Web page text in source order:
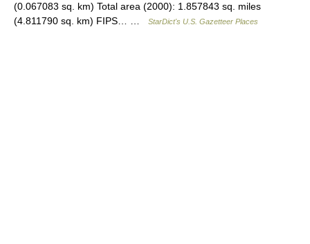
(0.067083 sq. km) Total area (2000): 1.857843 sq. miles
(4.811790 sq. km) FIPS… …
StarDict's U.S. Gazetteer Places